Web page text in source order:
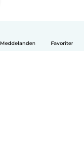
Meddelanden Favoriter